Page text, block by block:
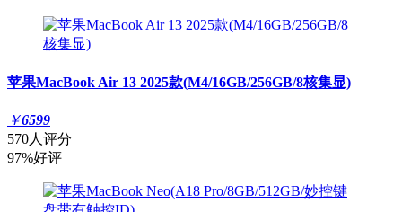
苹果MacBook Air 13 2025款(M4/16GB/256GB/8核集显)
￥6599
570人评分
97%好评